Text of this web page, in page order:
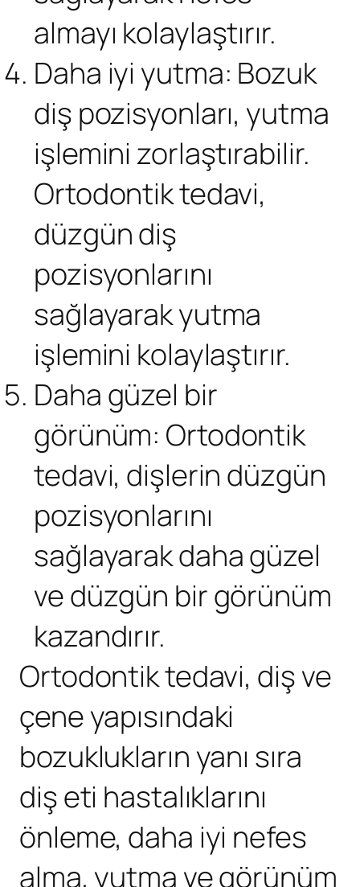
almayı kolaylaştırır.
Daha iyi yutma: Bozuk
diş pozisyonları, yutma
işlemini zorlaştırabilir.
Ortodontik tedavi,
düzgün diş
pozisyonlarını
sağlayarak yutma
işlemini kolaylaştırır.
Daha güzel bir
görünüm: Ortodontik
tedavi, dişlerin düzgün
pozisyonlarını
sağlayarak daha güzel
ve düzgün bir görünüm
kazandırır.
Ortodontik tedavi, diş ve
çene yapısındaki
bozuklukların yanı sıra
diş eti hastalıklarını
önleme, daha iyi nefes
alma, yutma ve görünüm